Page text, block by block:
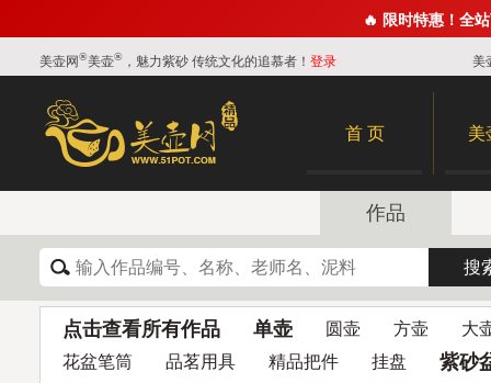
🔥 限时特惠！全
美壶网®美壶® ，魅力紫砂 传统文化的追慕者！ 登录 美
首 页 美
作品
点击查看所有作品 单壶 圆壶 方壶
大
花盆笔筒
品茗用具 精品把件 挂盘 紫砂